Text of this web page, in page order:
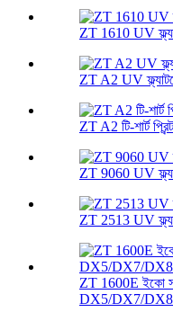
ZT 1610 UV
ZT A2 UV
ZT A2 টি-শার্ট
ZT 9060 UV
ZT 2513 UV
ZT 1600E ইকো
DX5/DX7/